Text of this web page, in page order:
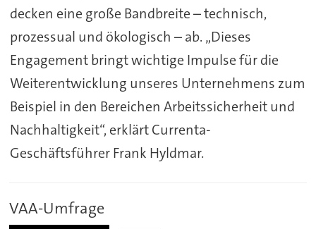
decken eine große Bandbreite – technisch,
prozessual und ökologisch – ab. „Dieses
Engagement bringt wichtige Impulse für die
Weiterentwicklung unseres Unternehmens zum
Beispiel in den Bereichen Arbeitssicherheit und
Nachhaltigkeit“, erklärt Currenta-
Geschäftsführer Frank Hyldmar.
VAA-Umfrage